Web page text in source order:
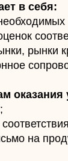
в себя:
рынки
на